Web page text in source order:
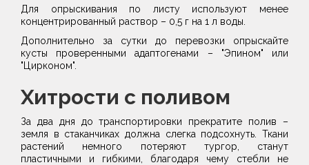
​Для опрыскивания по листу используют менее
концентрированный раствор – 0,5 г на 1 л воды.
​Дополнительно за сутки до перевозки опрыскайте
кусты проверенными адаптогенами – "Эпином" или
"Цирконом".
Хитрости с поливом
​За два дня до транспортировки прекратите полив –
земля в стаканчиках должна слегка подсохнуть. Ткани
растений немного потеряют тургор, станут
пластичными и гибкими, благодаря чему стебли не